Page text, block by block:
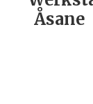
Åsane